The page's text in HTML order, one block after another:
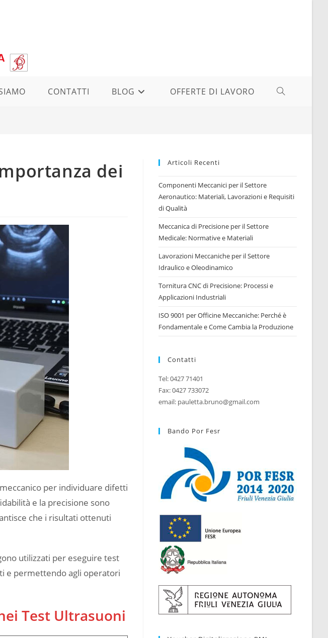
CONTATTI BLOG OFFERTE DI LAVORO ATTIVA/
dei
per individuare difetti
e la precisione sono
che i risultati ottenuti
utilizzati per eseguire test
e permettendo agli operatori
Test Ultrasuoni
Articoli Recenti
Componenti Meccanici per il Settore
Aeronautico: Materiali, Lavorazioni e Requisiti
di Qualità
Meccanica di Precisione per il Settore
Medicale: Normative e Materiali
Lavorazioni Meccaniche per il Settore
Idraulico e Oleodinamico
Tornitura CNC di Precisione: Processi e
Applicazioni Industriali
ISO 9001 per Officine Meccaniche: Perché è
Fondamentale e Come Cambia la Produzione
Contatti
Tel: 0427 71401
Fax: 0427 733072
email: pauletta.bruno@gmail.com
Bando Por Fesr